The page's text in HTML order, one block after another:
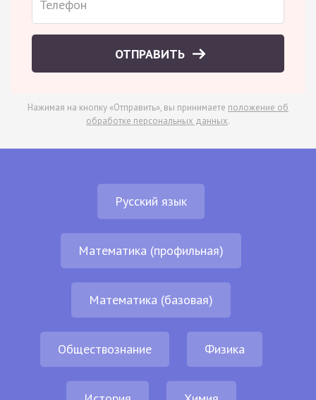
ОТПРАВИТЬ
Нажимая на кнопку «Отправить», вы принимаете положение об
обработке персональных данных.
Русский язык
Математика (профильная)
Математика (базовая)
Обществознание Физика